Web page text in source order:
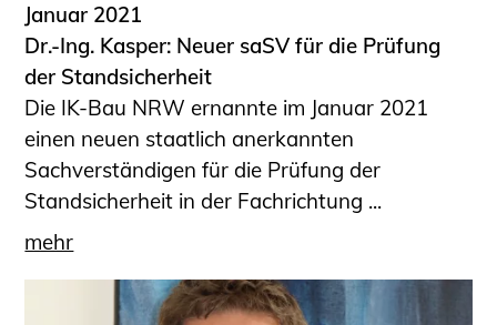
Januar 2021
Dr.-Ing. Kasper: Neuer saSV für die Prüfung
der Standsicherheit
Die IK-Bau NRW ernannte im Januar 2021
einen neuen staatlich anerkannten
Sachverständigen für die Prüfung der
Standsicherheit in der Fachrichtung ...
mehr